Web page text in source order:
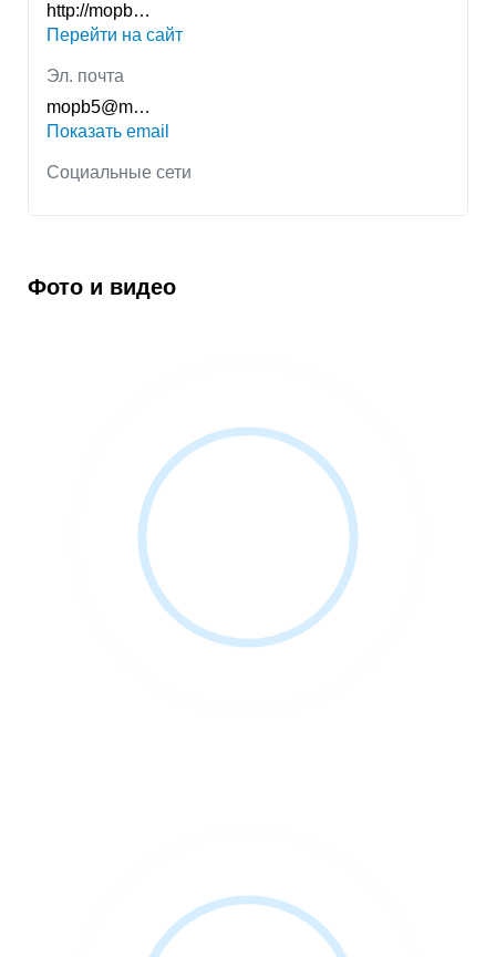
http://mopb…
Перейти на сайт
Эл. почта
mopb5@m…
Показать email
Социальные сети
Фото и видео